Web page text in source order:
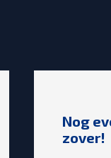
Nog
zover!